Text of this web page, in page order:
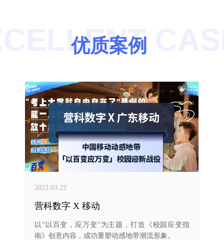
优质案例
2023.03.22
营科数字 X 移动
以“以百变，应万变”为主题，打造《校园应变指
南》创意内容，成功重塑动感地带潮流形象。